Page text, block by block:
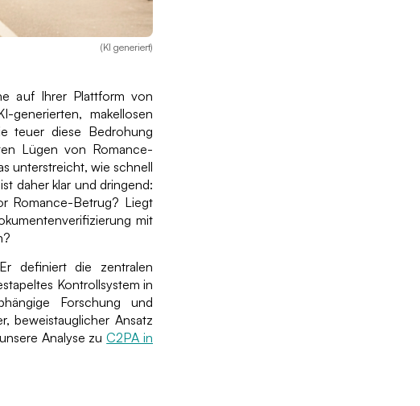
(KI generiert)
auf Ihrer Plattform von
generierten, makellosen
teuer diese Bedrohung
Lügen von Romance-
unterstreicht, wie schnell
daher klar und dringend:
Romance-Betrug? Liegt
mit
definiert die zentralen
Kontrollsystem in
Forschung und
beweistauglicher Ansatz
Analyse zuC2PA in